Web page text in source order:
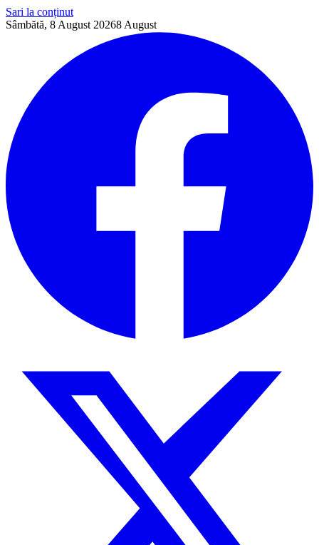
Sari la conținut
Sâmbătă, 8 August 20268 August